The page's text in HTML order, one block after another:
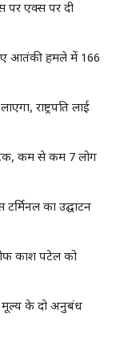
पर एक्स पर दी
आतंकी हमले में 166
राष्ट्रपति लाई
कम से कम 7 लोग
का उद्घाटन
काश पटेल को
मूल्य के दो अनुबंध